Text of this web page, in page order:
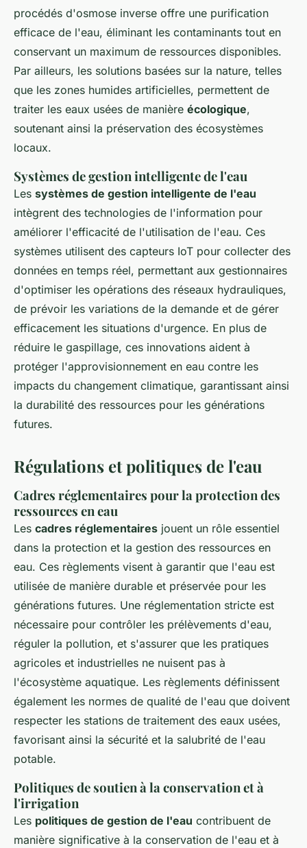
procédés d'osmose inverse offre une purification
efficace de l'eau, éliminant les contaminants tout en
conservant un maximum de ressources disponibles.
Par ailleurs, les solutions basées sur la nature, telles
que les zones humides artificielles, permettent de
traiter les eaux usées de manière écologique,
soutenant ainsi la préservation des écosystèmes
locaux.
Systèmes de gestion intelligente de l'eau
Les systèmes de gestion intelligente de l'eau
intègrent des technologies de l'information pour
améliorer l'efficacité de l'utilisation de l'eau. Ces
systèmes utilisent des capteurs IoT pour collecter des
données en temps réel, permettant aux gestionnaires
d'optimiser les opérations des réseaux hydrauliques,
de prévoir les variations de la demande et de gérer
efficacement les situations d'urgence. En plus de
réduire le gaspillage, ces innovations aident à
protéger l'approvisionnement en eau contre les
impacts du changement climatique, garantissant ainsi
la durabilité des ressources pour les générations
futures.
Régulations et politiques de l'eau
Cadres réglementaires pour la protection des
ressources en eau
Les cadres réglementaires jouent un rôle essentiel
dans la protection et la gestion des ressources en
eau. Ces règlements visent à garantir que l'eau est
utilisée de manière durable et préservée pour les
générations futures. Une réglementation stricte est
nécessaire pour contrôler les prélèvements d'eau,
réguler la pollution, et s'assurer que les pratiques
agricoles et industrielles ne nuisent pas à
l'écosystème aquatique. Les règlements définissent
également les normes de qualité de l'eau que doivent
respecter les stations de traitement des eaux usées,
favorisant ainsi la sécurité et la salubrité de l'eau
potable.
Politiques de soutien à la conservation et à
l'irrigation
Les politiques de gestion de l'eau contribuent de
manière significative à la conservation de l'eau et à